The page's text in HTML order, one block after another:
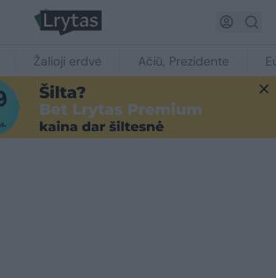
Žalioji erdvė Ačiū, Prezidente